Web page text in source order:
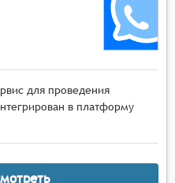
для проведения
в платформу